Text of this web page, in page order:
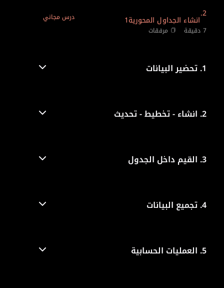
2.
انشاء الجداول المحورية1
درس مجاني
7 دقيقة
مرفقات
1. تحضير البيانات
2. انشاء - تخطيط - تحديث
3. القيم داخل الجدول
4. تجميع البيانات
5. العمليات الحسابية